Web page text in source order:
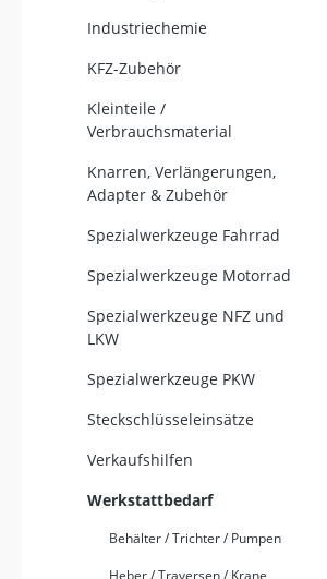
Industriechemie
KFZ-Zubehör
Kleinteile /
Verbrauchsmaterial
Knarren, Verlängerungen,
Adapter & Zubehör
Spezialwerkzeuge Fahrrad
Spezialwerkzeuge Motorrad
Spezialwerkzeuge NFZ und
LKW
Spezialwerkzeuge PKW
Steckschlüsseleinsätze
Verkaufshilfen
Werkstattbedarf
Behälter / Trichter / Pumpen